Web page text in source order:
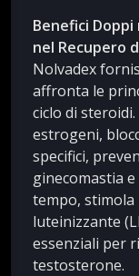
Benefici
nel Recupero
Nolvadex
affronta le
ciclo di
estrogeni,
specifici,
ginecomastia
tempo,
luteinizzante
essenziali per
testosterone.